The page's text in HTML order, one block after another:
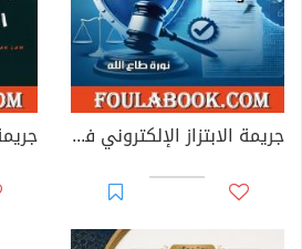
جريمة الابتزاز الإلكتروني في القوانين العربية